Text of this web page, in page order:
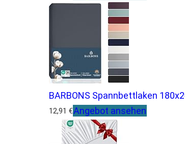
BARBONS Spannbettlaken
12,91 €Angebot ansehen